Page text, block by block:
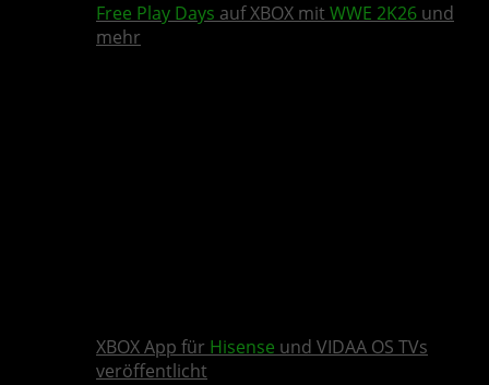
Free Play Days auf XBOX mit WWE 2K26 und
mehr
XBOX App für Hisense und VIDAA OS TVs
veröffentlicht